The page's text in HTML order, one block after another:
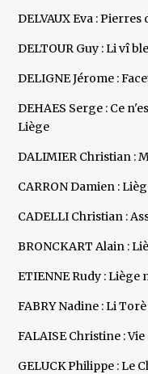
DELVAUX Eva : Pierres
DELTOUR Guy : Li vî
DELIGNE Jérome :
DEHAES Serge : Ce
Liège
DALIMIER Christian :
CARRON Damien :
CADELLI Christian :
BRONCKART Alain :
ETIENNE Rudy : Liège
FABRY Nadine : Li Torè
FALAISE Christine :
GELUCK Philippe : Le